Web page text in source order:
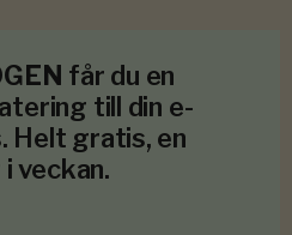
får du en
till din e-
Helt gratis, en
veckan.